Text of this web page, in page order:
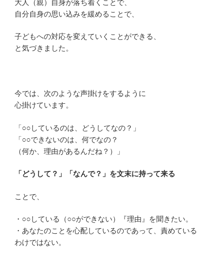
大人（親）自身が落ち着くことで、
自分自身の思い込みを緩めることで、
子どもへの対応を変えていくことができる、
と気づきました。
今では、次のような声掛けをするように
心掛けています。
「○○しているのは、どうしてなの？」
「○○できないのは、何でなの？
（何か、理由があるんだね？）」
「どうして？」「なんで？」を文末に持って来る
ことで、
・○○している（○○ができない）『理由』を聞きたい。
・あなたのことを心配しているのであって、責めている
わけではない。